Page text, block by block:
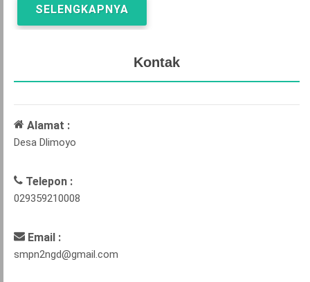
Kontak
Alamat :
Desa Dlimoyo
Telepon :
029359210008
Email :
smpn2ngd@gmail.com
SELENGKAPNYA